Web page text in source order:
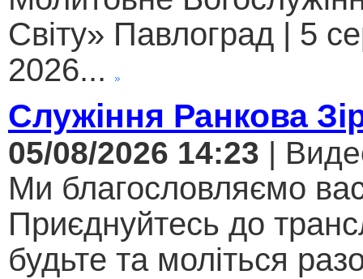
Світу» Павлоград | 5
2026...
Служіння Ранкова
05/08/2026 14:23 |
Ми благословляємо
Приєднуйтесь до
будьте та моліться